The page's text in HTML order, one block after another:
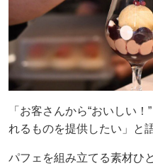
「お客さんから“おいしい
れるものを提供したい」と
パフェを組み立てる素材ひ